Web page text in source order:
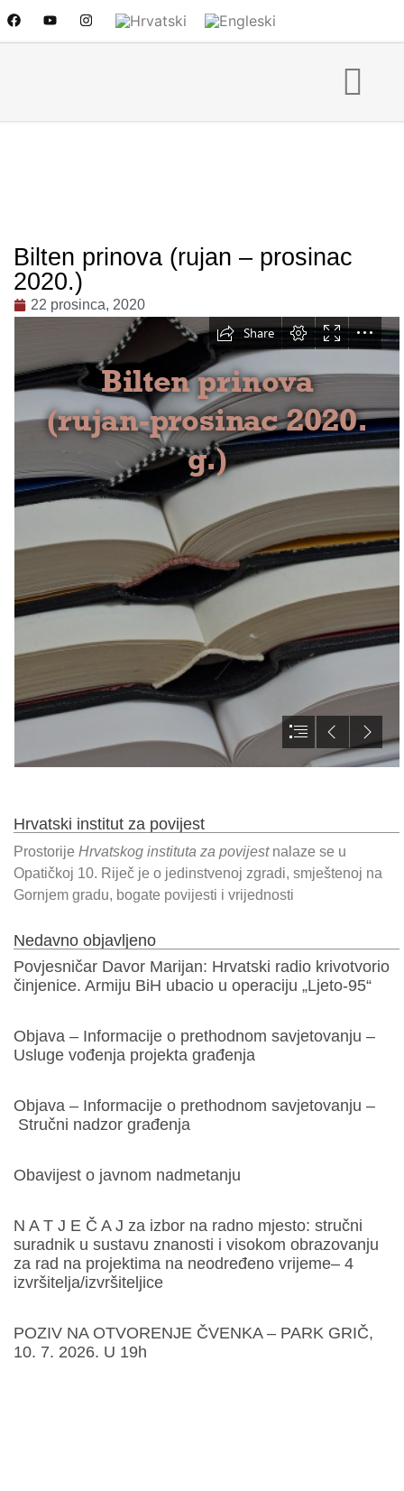
Bilten prinova (rujan – prosinac
2020.)
22 prosinca, 2020
Hrvatski institut za povijest
Prostorije Hrvatskog instituta za povijestnalaze se u
Opatičkoj 10. Riječ je o jedinstvenoj zgradi, smještenoj na
Gornjem gradu, bogate povijesti i vrijednosti
Nedavno objavljeno
Povjesničar Davor Marijan: Hrvatski radio krivotvorio
činjenice. Armiju BiH ubacio u operaciju „Ljeto-95“
Objava – Informacije o prethodnom savjetovanju –
Usluge vođenja projekta građenja
Objava – Informacije o prethodnom savjetovanju –
Stručni nadzor građenja
Obavijest o javnom nadmetanju
N A T J E Č A J za izbor na radno mjesto: stručni
suradnik u sustavu znanosti i visokom obrazovanju
za rad na projektima na neodređeno vrijeme– 4
izvršitelja/izvršiteljice
POZIV NA OTVORENJE ČVENKA – PARK GRIČ,
10. 7. 2026. U 19h